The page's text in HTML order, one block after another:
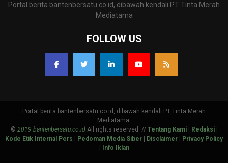
Portal berita bantenbersatu.co.id, dibawah kendali PT Tinta Merah
Mediatama
FOLLOW US
Portal berita bantenbersatu.co.id, dibawah kendali PT Tinta Merah
Mediatama.
© 2019 bantenbersatu.co.idAll rights reserved. // Tentang Kami Redaksi|
Kode Etik Internal Pers
Pedoman Media Siber Disclaimer
Privacy Policy
Info Iklan